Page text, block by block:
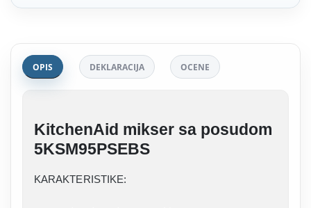
OPIS DEKLARACIJA OCENE
KitchenAid mikser sa posudom
5KSM95PSEBS
KARAKTERISTIKE: